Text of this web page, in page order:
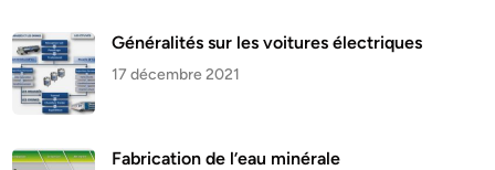
Généralités sur les voitures électriques
17 décembre 2021
Fabrication de l’eau minérale